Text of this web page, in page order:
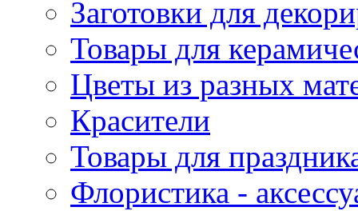
Заготовки для
Товары для
Цветы из разных
Красители
Товары для
Флористика -